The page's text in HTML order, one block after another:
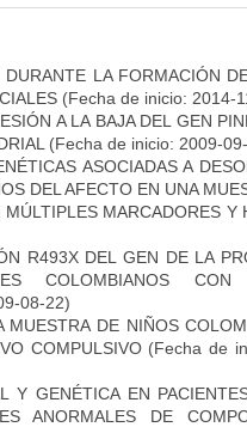
LA FORMACIÓN
(Fecha de inicio: 2014-
A LA BAJA DEL GEN
(Fecha de inicio: 2009-
ASOCIADAS A
DEL AFECTO EN UNA
MARCADORES Y
R493X DEL GEN DE LA
COLOMBIANOS CON
08-22)
DE NIÑOS
COMPULSIVO(Fecha de
Y GENÉTICA EN
ANORMALES DE